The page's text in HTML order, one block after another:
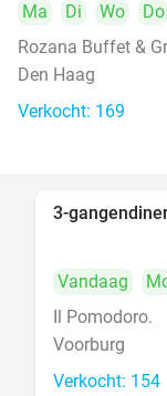
Ma Di Wo Do
Rozana Buffet &
Den Haag
Verkocht: 169
3-
Vandaag
Il Pomodoro.
Voorburg
Verkocht: 154